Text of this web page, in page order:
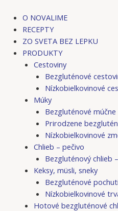
obsah
O NOVALIME
RECEPTY
ZO SVETA BEZ LEPKU
PRODUKTY
Cestoviny
Bezgluténové
Nízkobielkovinové
Múky
Bezgluténové
Prirodzene
Nízkobielkovinové
Chlieb – pečivo
Bezgluténový chlieb
Keksy, müsli, sneky
Bezgluténové
Nízkobielkovinové
Hotové bezgluténové